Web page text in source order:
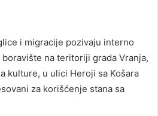
i migracije pozivaju interno
na teritoriji grada Vranja,
kulture, u ulici Heroji sa Košara
za korišćenje stana sa